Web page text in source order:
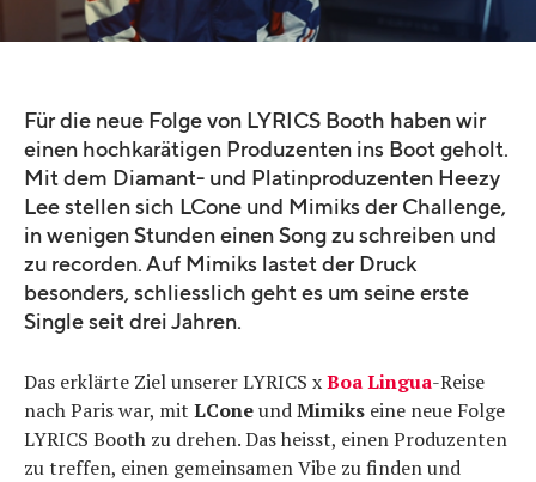
Für die neue Folge von LYRICS Booth haben wir
einen hochkarätigen Produzenten ins Boot geholt.
Mit dem Diamant- und Platinproduzenten Heezy
Lee stellen sich LCone und Mimiks der Challenge,
in wenigen Stunden einen Song zu schreiben und
zu recorden. Auf Mimiks lastet der Druck
besonders, schliesslich geht es um seine erste
Single seit drei Jahren.
Das erklärte Ziel unserer LYRICS xBoa Lingua-Reise
nach Paris war, mit LConeundMimiks eine neue Folge
LYRICS Booth zu drehen. Das heisst, einen Produzenten
zu treffen, einen gemeinsamen Vibe zu finden und